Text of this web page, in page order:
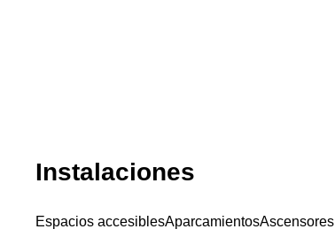
Instalaciones
Espacios accesiblesAparcamientosAscensores